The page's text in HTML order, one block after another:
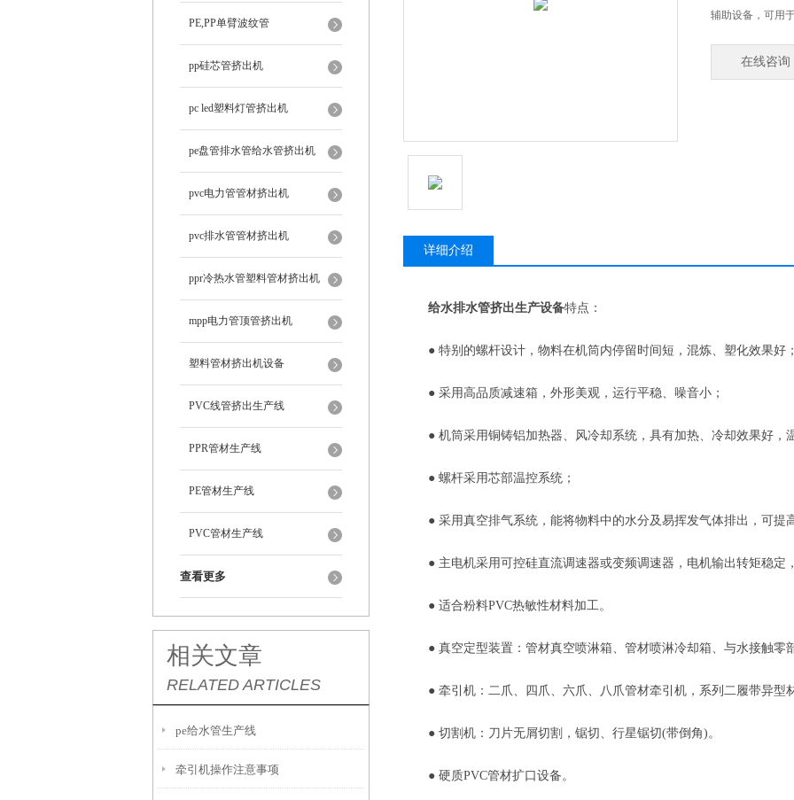
PE,PP单臂波纹管
pp硅芯管挤出机
pc led塑料灯管挤出机
pe盘管排水管给水管挤出机
pvc电力管管材挤出机
pvc排水管管材挤出机
ppr冷热水管塑料管材挤出机
mpp电力管顶管挤出机
塑料管材挤出机设备
PVC线管挤出生产线
PPR管材生产线
PE管材生产线
PVC管材生产线
查看更多
相关文章
RELATED ARTICLES
pe给水管生产线
牵引机操作注意事项
辅助设备，可用
在线咨询
详细介绍
给水排水管挤出生产设备特点：
● 特别的螺杆设计，物料在机筒内停留时间短，混炼、塑化效果好；
● 采用高品质减速箱，外形美观，运行平稳、噪音小；
● 机筒采用铜铸铝加热器、风冷却系统，具有加热、冷却效果好，
● 螺杆采用芯部温控系统；
● 采用真空排气系统，能将物料中的水分及易挥发气体排出，可提
● 主电机采用可控硅直流调速器或变频调速器，电机输出转矩稳定，
● 适合粉料PVC热敏性材料加工。
● 真空定型装置：管材真空喷淋箱、管材喷淋冷却箱、与水接触零部
● 牵引机：二爪、四爪、六爪、八爪管材牵引机，系列二履带异型
● 切割机：刀片无屑切割，锯切、行星锯切(带倒角)。
● 硬质PVC管材扩口设备。